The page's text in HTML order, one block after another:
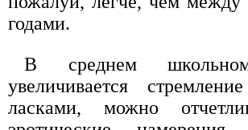
годами.
В среднем
увеличивается
ласками, можно